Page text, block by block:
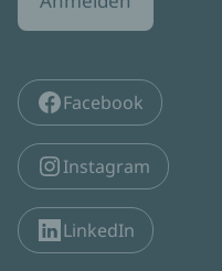
Facebook
Instagram
LinkedIn